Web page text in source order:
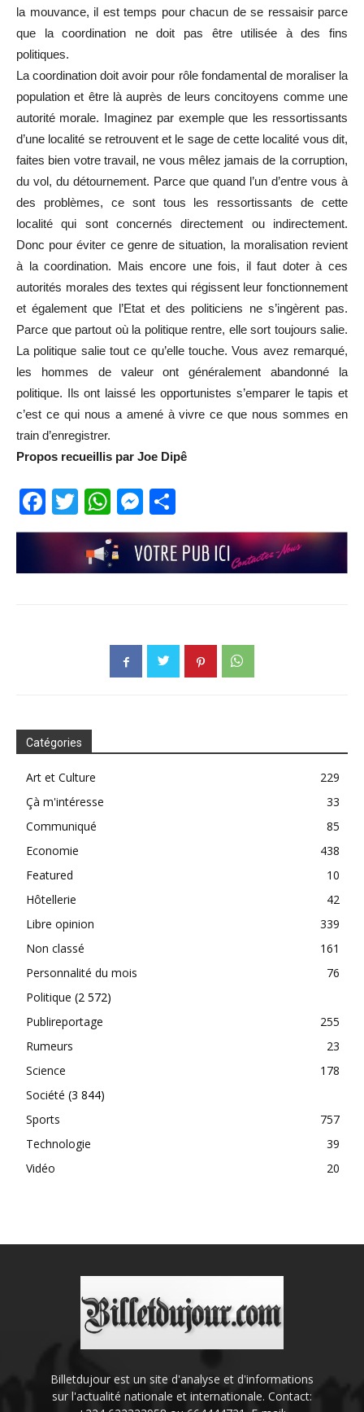
la mouvance, il est temps pour chacun de se ressaisir parce
que la coordination ne doit pas être utilisée à des fins
politiques.
La coordination doit avoir pour rôle fondamental de moraliser la
population et être là auprès de leurs concitoyens comme une
autorité morale. Imaginez par exemple que les ressortissants
d’une localité se retrouvent et le sage de cette localité vous dit,
faites bien votre travail, ne vous mêlez jamais de la corruption,
du vol, du détournement. Parce que quand l’un d’entre vous à
des problèmes, ce sont tous les ressortissants de cette
localité qui sont concernés directement ou indirectement.
Donc pour éviter ce genre de situation, la moralisation revient
à la coordination. Mais encore une fois, il faut doter à ces
autorités morales des textes qui régissent leur fonctionnement
et également que l’Etat et des politiciens ne s’ingèrent pas.
Parce que partout où la politique rentre, elle sort toujours salie.
La politique salie tout ce qu’elle touche. Vous avez remarqué,
les hommes de valeur ont généralement abandonné la
politique. Ils ont laissé les opportunistes s’emparer le tapis et
c’est ce qui nous a amené à vivre ce que nous sommes en
train d’enregistrer.
Propos recueillis par Joe Dipê
Facebook
TwitterWhatsApp
Messenger
Catégories
Art et Culture
229
Çà m'intéresse
33
Communiqué
85
Economie
438
Featured
10
Hôtellerie
42
Libre opinion
339
Non classé
161
Personnalité du mois
76
Politique (2 572)
Publireportage
255
Rumeurs
23
Science
178
Société (3 844)
Sports
757
Technologie
39
Vidéo
20
Billetdujour est un site d'analyse et d'informations
sur l'actualité nationale et internationale. Contact: